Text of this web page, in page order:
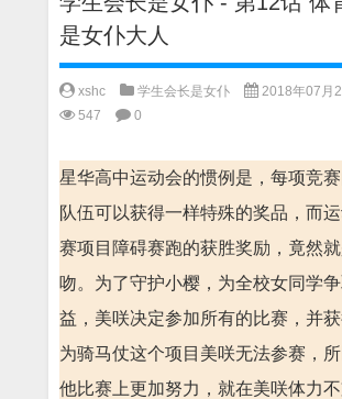
是女仆大人
xshc 学生会长是女仆
2018年07月
547
0
星华高中运动会的惯例是，每项竞
队伍可以获得一样特殊的奖品，而
赛项目障碍赛跑的获胜奖励，竟然
吻。为了守护小樱，为全校女同学
益，美咲决定参加所有的比赛，并
为骑马仗这个项目美咲无法参赛，
他比赛上更加努力，就在美咲体力不